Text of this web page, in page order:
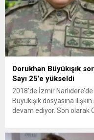
Dorukhan Büyükışık
Sayı 25’e yükseldi
2018’de İzmir
Büyükışık dosyasına
devam ediyor. Son olarak